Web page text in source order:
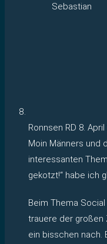
Sebastian
Ronnsen RD 8.
Moin Männers und
interessanten
gekotzt!“ habe ich
Beim Thema
trauere der großen
ein bisschen nach.